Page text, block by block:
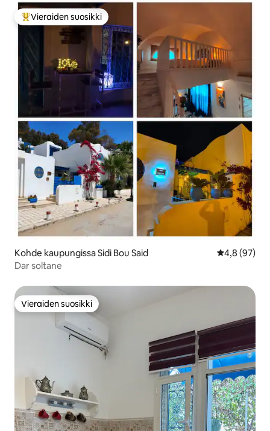
Vieraiden suosikkien parhaimmistoa
Vieraiden suosikki
Kohde kaupungissa Sidi Bou Said
4,8 (97)
Dar soltane
Vieraiden suosikki
Vieraiden suosikki